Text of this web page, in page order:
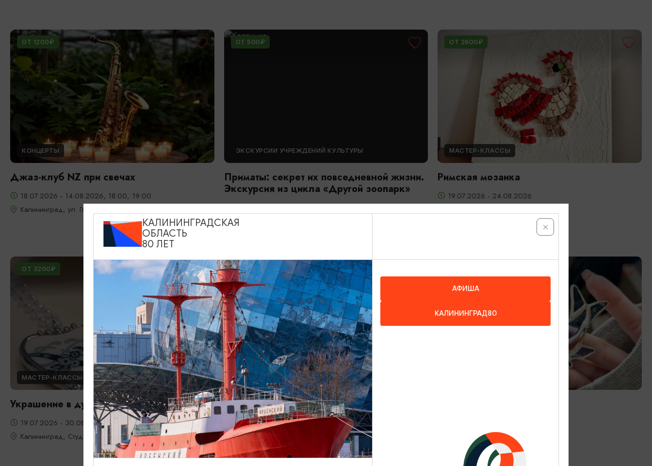
ОТ 1200₽
КОНЦЕРТЫ
Джаз-клуб NZ при свечах
18.07.2026 - 14.08.2026, 18:00, 19:00
Калининград, ул. Глазунова, 9
ОТ 500₽
ЭКСКУРСИИ УЧРЕЖДЕНИЙ КУЛЬТУРЫ
Приматы: секрет их повседневной жизни.
Экскурсия из цикла «Другой зоопарк»
Калининград, Калининградский зоопарк
ОТ 2600₽
МАСТЕР-КЛАССЫ
Римская мозаика
19.07.2026 - 24.08.2026
ОТ 3200₽
МАСТЕР-КЛАССЫ
Украшение в духе старого Кенигсберга
19.07.2026 - 30.08.2026
Калининград, Студия «Стёкла»
ОТ 2800₽
МАСТЕР-КЛАССЫ
Мозаика в технике Тренкадис
19.07.2026 - 28.08.2026, 10:00, 18:00
Калининград, Студия «Стёкла»
Калининград, Студия «Стёкла»
КАЛИНИНГРАДСКАЯ
ОБЛАСТЬ
80 ЛЕТ
АФИША
КАЛИНИНГРАД80